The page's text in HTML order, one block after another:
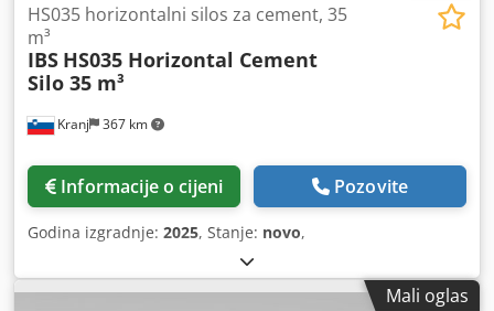
Kranj 367 km
HS035 horizontalni silos za cement, 35
m³
IBS HS035 Horizontal Cement
Silo 35 m³
Informacije o cijeni Pozovite
Godina izgradnje: 2025, Stanje: novo,
Mali oglas